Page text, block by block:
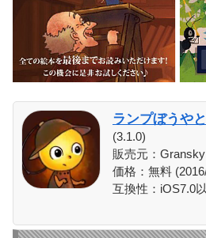
ランプぼうや
(3.1.0)
販売元：
価格：無料
互換性：iOS7.0